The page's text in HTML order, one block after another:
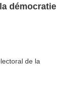
démocratie